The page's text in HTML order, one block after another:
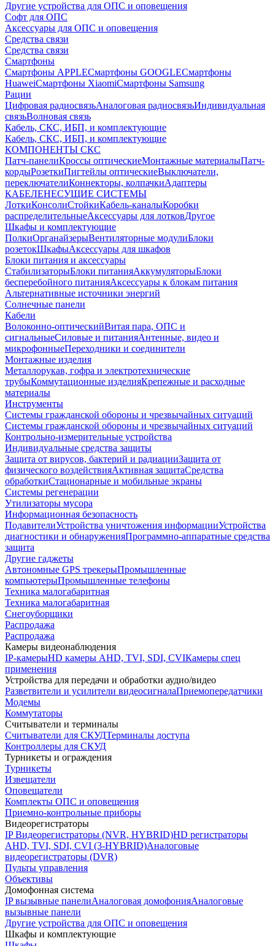
Другие устройства для ОПС и оповещения
Софт для ОПС
Аксессуары для ОПС и оповещения
Средства связи
Средства связи
Смартфоны
Смартфоны APPLEСмартфоны GOOGLEСмартфоны
HuaweiСмартфоны XiaomiСмартфоны Samsung
Рации
Цифровая радиосвязьАналоговая радиосвязьИндивидуальная
связьВолновая связь
Кабель, СКС, ИБП, и комплектующие
Кабель, СКС, ИБП, и комплектующие
КОМПОНЕНТЫ СКС
Патч-панелиКроссы оптическиеМонтажные материалыПатч-
кордыРозеткиПигтейлы оптическиеВыключатели,
переключателиКоннекторы, колпачкиАдаптеры
КАБЕЛЕНЕСУЩИЕ СИСТЕМЫ
ЛоткиКонсолиСтойкиКабель-каналыКоробки
распределительныеАксессуары для лотковДругое
Шкафы и комплектующие
ПолкиОрганайзерыВентиляторные модулиБлоки
розетокШкафыАксессуары для шкафов
Блоки питания и аксессуары
СтабилизаторыБлоки питанияАккумуляторыБлоки
бесперебойного питанияАксессуары к блокам питания
Альтернативные источники энергий
Солнечные панели
Кабели
Волоконно-оптическийВитая пара, ОПС и
сигнальныеСиловые и питанияАнтенные, видео и
микрофонныеПереходники и соединители
Монтажные изделия
Металлорукав, гофра и электротехнические
трубыКоммутационные изделияКрепежные и расходные
материалы
Инструменты
Системы гражданской обороны и чрезвычайных ситуаций
Системы гражданской обороны и чрезвычайных ситуаций
Контрольно-измерительные устройства
Индивидуальные средства защиты
Защита от вирусов, бактерий и радиацииЗащита от
физического воздействияАктивная защитаСредства
обработкиСтационарные и мобильные экраны
Системы регенерации
Утилизаторы мусора
Информационная безопасность
ПодавителиУстройства уничтожения информацииУстройства
диагностики и обнаруженияПрограммно-аппаратные средства
защита
Другие гаджеты
Автономные GPS трекерыПромышленные
компьютерыПромышленные телефоны
Техника малогабаритная
Техника малогабаритная
Снегоуборщики
Распродажа
Распродажа
Камеры видеонаблюдения
IP-камерыHD камеры AHD, TVI, SDI, CVIКамеры спец
применения
Устройства для передачи и обработки аудио/видео
Разветвители и усилители видеосигналаПриемопередатчики
Модемы
Коммутаторы
Считыватели и терминалы
Считыватели для СКУДТерминалы доступа
Контроллеры для СКУД
Турникеты и ограждения
Турникеты
Извещатели
Оповещатели
Комплекты ОПС и оповещения
Приемно-контрольные приборы
Видеорегистраторы
IP Видеорегистраторы (NVR, HYBRID)HD регистраторы
AHD, TVI, SDI, CVI (3-HYBRID)Аналоговые
видеорегистраторы (DVR)
Пульты управления
Объективы
Домофонная система
IP вызывные панелиАналоговая домофонияАналоговые
вызывные панели
Другие устройства для ОПС и оповещения
Шкафы и комплектующие